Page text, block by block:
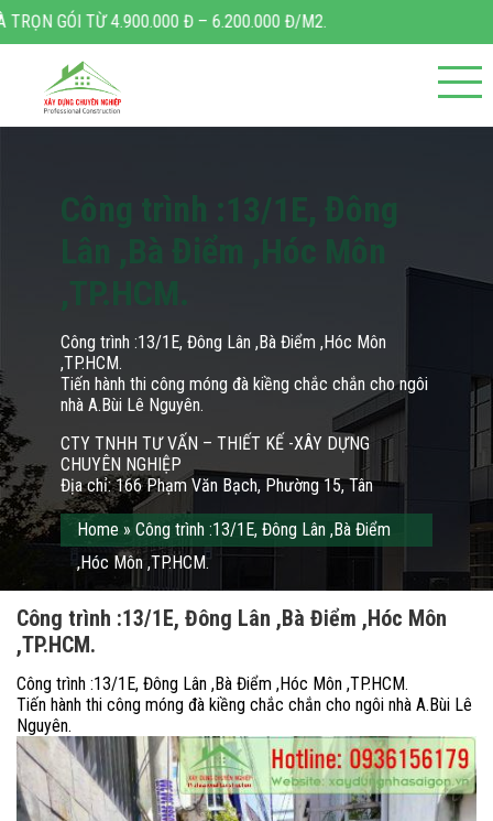
Đ – 6.200.000 Đ/M2.
Công trình :13/1E, Đông
Lân ,Bà Điểm ,Hóc Môn
,TP.HCM.
Công trình :13/1E, Đông Lân ,Bà Điểm ,Hóc Môn
,TP.HCM.
Tiến hành thi công móng đà kiềng chắc chắn cho ngôi
nhà A.Bùi Lê Nguyên.
CTY TNHH TƯ VẤN – THIẾT KẾ -XÂY DỰNG
CHUYÊN NGHIỆP
Địa chỉ: 166 Phạm Văn Bạch, Phường 15, Tân
Home » Công trình :13/1E, Đông Lân ,Bà Điểm
,Hóc Môn ,TP.HCM.
Công trình :13/1E, Đông Lân ,Bà Điểm ,Hóc Môn
,TP.HCM.
Công trình :13/1E, Đông Lân ,Bà Điểm ,Hóc Môn ,TP.HCM.
Tiến hành thi công móng đà kiềng chắc chắn cho ngôi nhà A.Bùi Lê
Nguyên.